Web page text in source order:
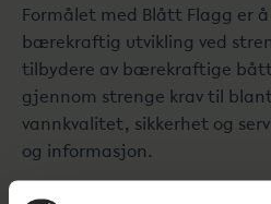
Formålet med Blått Flagg er
bærekraftig utvikling ved
tilbydere av bærekraftige
gjennom strenge krav til
vannkvalitet, sikkerhet og
og informasjon.